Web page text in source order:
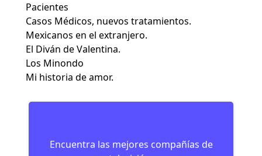
Pacientes
Casos Médicos, nuevos tratamientos.
Mexicanos en el extranjero.
El Diván de Valentina.
Los Minondo
Mi historia de amor.
Encuentra las mejores compañías de